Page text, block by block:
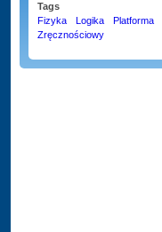
Tags
Fizyka
Logika Platforma
Zręcznościowy